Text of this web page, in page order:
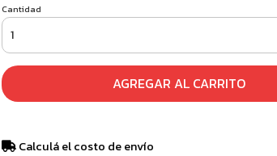
Cantidad
AGREGAR AL CARRITO
Calculá el costo de envío